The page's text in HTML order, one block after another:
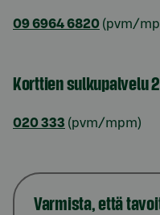
09 6964 6820 (pvm/
Korttien sulkupalvelu
020 333 (pvm/mpm)
Varmista, että